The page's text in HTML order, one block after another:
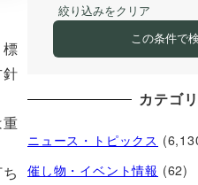
絞り込みをクリア
この条件で
カテゴ
ニュース・トピックス
催し物・イベント情報 (62)